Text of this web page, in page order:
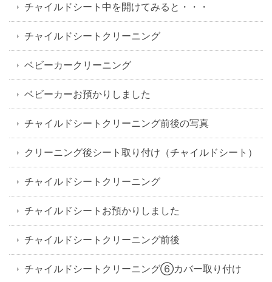
チャイルドシート中を開けてみると・・・
チャイルドシートクリーニング
ベビーカークリーニング
ベビーカーお預かりしました
チャイルドシートクリーニング前後の写真
クリーニング後シート取り付け（チャイルドシート）
チャイルドシートクリーニング
チャイルドシートお預かりしました
チャイルドシートクリーニング前後
チャイルドシートクリーニング⑥カバー取り付け